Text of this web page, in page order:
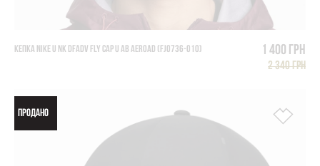
КЕПКА NIKE U NK DFADV FLY CAP U AB AEROAD (FJ0736-010) 1 400 грн
2 340 грн
ПРОДАНО